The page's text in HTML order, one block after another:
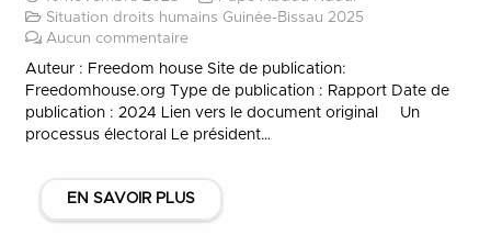
Situation droits humains Guinée-Bissau 2025
Aucun commentaire
Auteur : Freedom house Site de publication:
Freedomhouse.org Type de publication : Rapport Date de
publication : 2024 Lien vers le document original Un
processus électoral Le président…
EN SAVOIR PLUS